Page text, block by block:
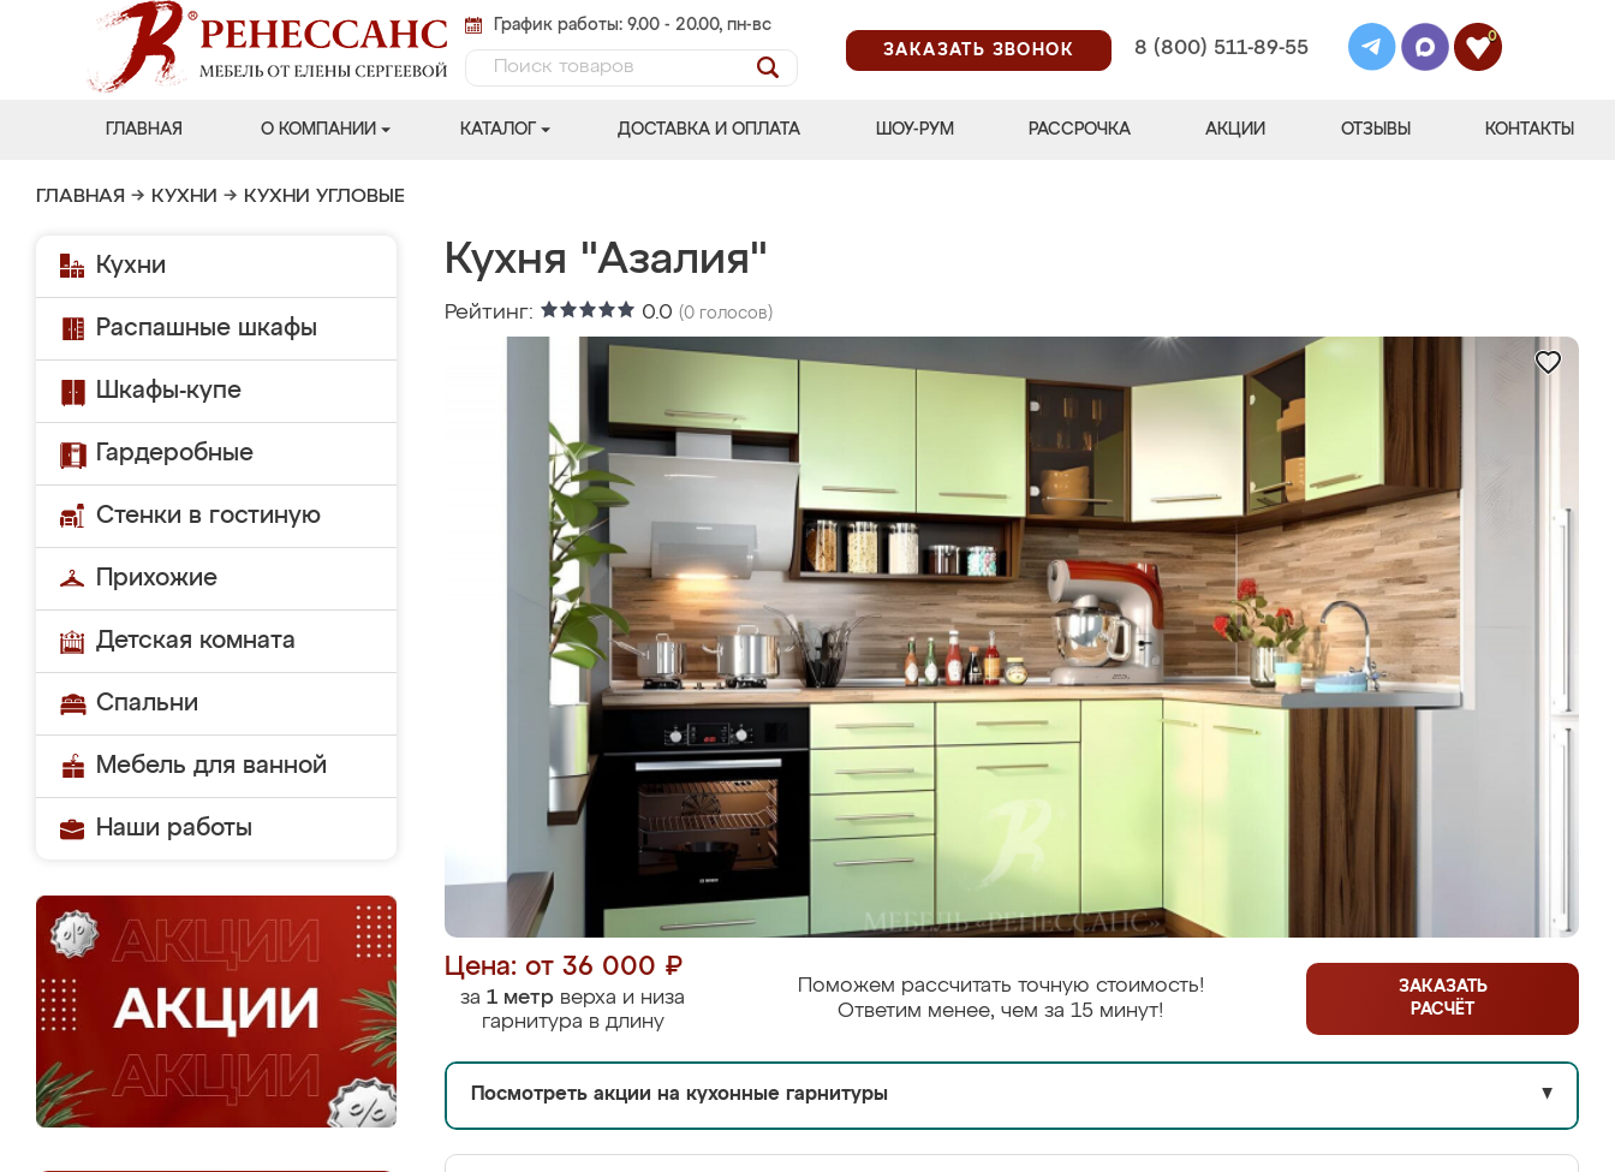
График работы: 9.00 - 20.00, пн-вс
ЗАКАЗАТЬ ЗВОНОК
8 (800) 511-89-55
0
ГЛАВНАЯ О КОМПАНИИ КАТАЛОГ ДОСТАВКА И ОПЛАТА ШОУ-РУМ РАССРОЧКА АКЦИИ ОТЗЫВЫ КОНТАКТЫ
ГЛАВНАЯ → КУХНИ → КУХНИ УГЛОВЫЕ
Кухни
Распашные шкафы
Шкафы-купе
Гардеробные
Стенки в гостиную
Прихожие
Детская комната
Спальни
Мебель для ванной
Наши работы
Кухня "Азалия"
Рейтинг: 0.0 (0 голосов)
Цена: от 36 000 ₽
за 1 метр верха и низа
гарнитура в длину
Поможем рассчитать точную стоимость!
Ответим менее, чем за 15 минут!
ЗАКАЗАТЬ
РАСЧЁТ
Посмотреть акции на кухонные гарнитуры ▼